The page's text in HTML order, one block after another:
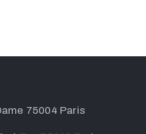
75004 Paris